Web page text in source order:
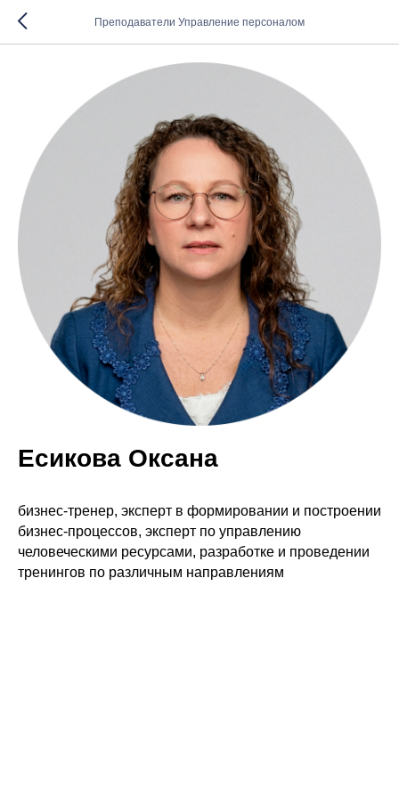
Преподаватели Управление персоналом
Есикова Оксана
бизнес-тренер, эксперт в формировании и построении
бизнес-процессов, эксперт по управлению
человеческими ресурсами, разработке и проведении
тренингов по различным направлениям